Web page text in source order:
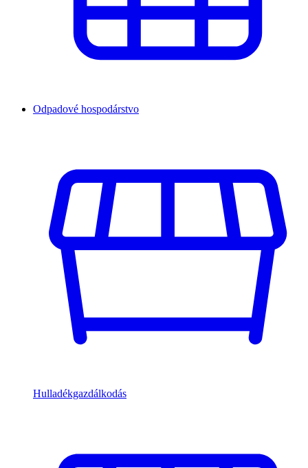
Odpadové hospodárstvo
Hulladékgazdálkodás